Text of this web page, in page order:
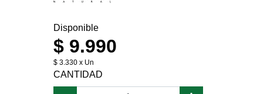
Disponible
$ 9.990
$ 3.330 x Un
CANTIDAD